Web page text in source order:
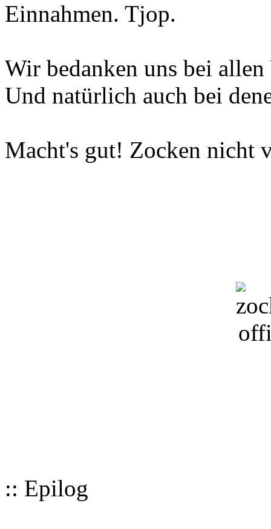
Einnahmen. Tjop.
Wir bedanken uns bei
Und natürlich auch bei
Macht's gut! Zocken nicht
:: Epilog